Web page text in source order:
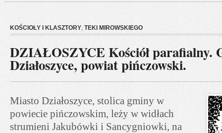
KOŚCIOŁY I KLASZTORY, TEKI MIROWSKIEGO
DZIAŁOSZYCE Kościół parafialny.
Działoszyce, powiat pińczowski.
Miasto Działoszyce, stolica gminy w
powiecie pińczowskim, leży w widłach
strumieni Jakubówki i Sancygniowki, na